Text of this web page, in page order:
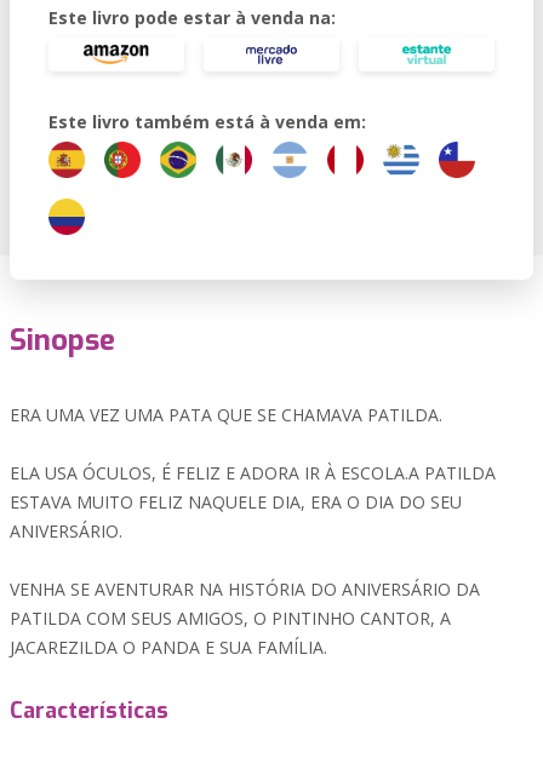
Este livro pode estar à venda na:
Este livro também está à venda em:
Sinopse
ERA UMA VEZ UMA PATA QUE SE CHAMAVA PATILDA.
ELA USA ÓCULOS, É FELIZ E ADORA IR À ESCOLA.A PATILDA
ESTAVA MUITO FELIZ NAQUELE DIA, ERA O DIA DO SEU
ANIVERSÁRIO.
VENHA SE AVENTURAR NA HISTÓRIA DO ANIVERSÁRIO DA
PATILDA COM SEUS AMIGOS, O PINTINHO CANTOR, A
JACAREZILDA O PANDA E SUA FAMÍLIA.
Características